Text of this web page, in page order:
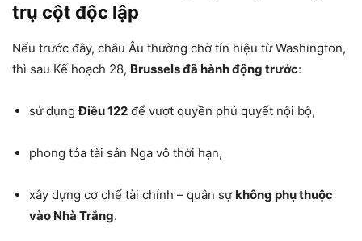
trụ cột độc lập
Nếu trước đây, châu Âu thường chờ tín hiệu từ Washington,
thì sau Kế hoạch 28, Brussels đã hành động trước:
sử dụngĐiều 122 để vượt quyền phủ quyết nội bộ,
phong tỏa tài sản Nga vô thời hạn,
xây dựng cơ chế tài chính – quân sựkhông phụ thuộc
vào Nhà Trắng.